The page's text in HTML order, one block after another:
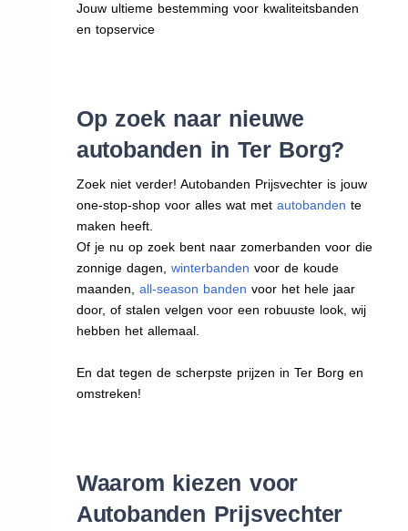
Jouw ultieme bestemming voor kwaliteitsbanden
en topservice
Op zoek naar nieuwe
autobanden in Ter Borg?
Zoek niet verder! Autobanden Prijsvechter is jouw
one-stop-shop voor alles wat met autobanden te
maken heeft.
Of je nu op zoek bent naar zomerbanden voor die
zonnige dagen, winterbanden voor de koude
maanden, all-season banden voor het hele jaar
door, of stalen velgen voor een robuuste look, wij
hebben het allemaal.
En dat tegen de scherpste prijzen in Ter Borg en
omstreken!
Waarom kiezen voor
Autobanden Prijsvechter